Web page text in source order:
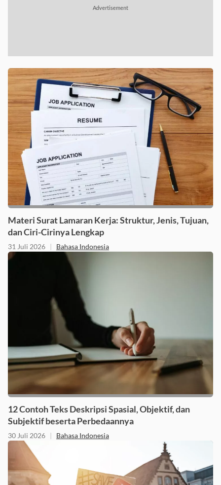
Advertisement
Materi Surat Lamaran Kerja: Struktur, Jenis, Tujuan,
dan Ciri-Cirinya Lengkap
31 Juli 2026 | Bahasa Indonesia
12 Contoh Teks Deskripsi Spasial, Objektif, dan
Subjektif beserta Perbedaannya
30 Juli 2026 | Bahasa Indonesia